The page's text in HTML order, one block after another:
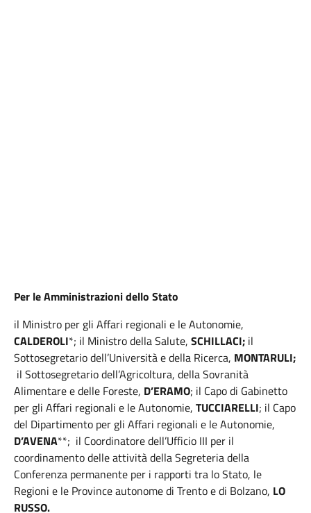
Per le Amministrazioni dello Stato
il Ministro per gli Affari regionali e le Autonomie,
CALDEROLI*; il Ministro della Salute, SCHILLACI; il
Sottosegretario dell’Università e della Ricerca, MONTARULI;
il Sottosegretario dell’Agricoltura, della Sovranità
Alimentare e delle Foreste, D’ERAMO; il Capo di Gabinetto
per gli Affari regionali e le Autonomie, TUCCIARELLI; il Capo
del Dipartimento per gli Affari regionali e le Autonomie,
D’AVENA**; il Coordinatore dell’Ufficio III per il
coordinamento delle attività della Segreteria della
Conferenza permanente per i rapporti tra lo Stato, le
Regioni e le Province autonome di Trento e di Bolzano, LO
RUSSO.